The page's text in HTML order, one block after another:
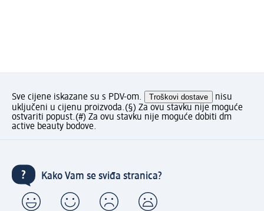
Sve cijene iskazane su s PDV-om. Troškovi dostave
nisu
uključeni u cijenu proizvoda.(§) Za ovu stavku nije moguće
ostvariti popust.(#) Za ovu stavku nije moguće dobiti dm
active beauty bodove.
Kako Vam se sviđa stranica?